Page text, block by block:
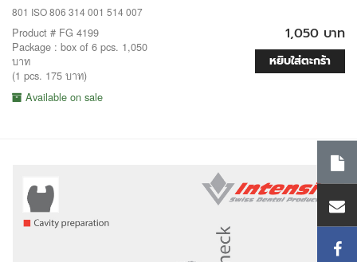
801 ISO 806 314 001 514 007
Product # FG 4199
Package : box of 6 pcs. 1,050
บาท
(1 pcs. 175 บาท)
Available on sale
1,050 บาท
หยิบใส่ตะกร้า